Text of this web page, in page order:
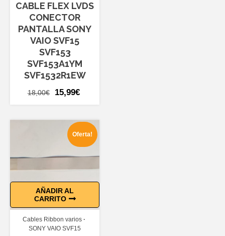
CABLE FLEX LVDS
CONECTOR
PANTALLA SONY
VAIO SVF15
SVF153
SVF153A1YM
SVF1532R1EW
18,00€
El
18,00€.
15,99€
es:
15,99€.
AÑADIR AL
CARRITO
Oferta!
Cables Ribbon varios
SONY VAIO SVF15